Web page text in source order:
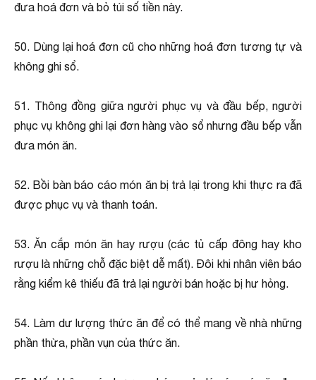
đưa hoá đơn và bỏ túi số tiền này.
50. Dùng lại hoá đơn cũ cho những hoá đơn tương tự và
không ghi sổ.
51. Thông đồng giữa người phục vụ và đầu bếp, người
phục vụ không ghi lại đơn hàng vào sổ nhưng đầu bếp vẫn
đưa món ăn.
52. Bồi bàn báo cáo món ăn bị trả lại trong khi thực ra đã
được phục vụ và thanh toán.
53. Ăn cắp món ăn hay rượu (các tủ cấp đông hay kho
rượu là những chỗ đặc biệt dễ mất). Ðôi khi nhân viên báo
rằng kiểm kê thiếu đã trả lại người bán hoặc bị hư hỏng.
54. Làm dư lượng thức ăn để có thể mang về nhà những
phần thừa, phần vụn của thức ăn.